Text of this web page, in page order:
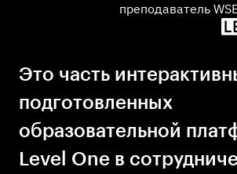
Это часть
подготовленных
образовательной
Level One в
преподаватель